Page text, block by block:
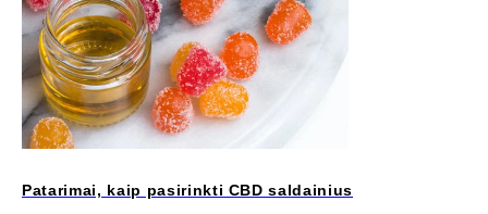
Patarimai, kaip pasirinkti CBD saldainius